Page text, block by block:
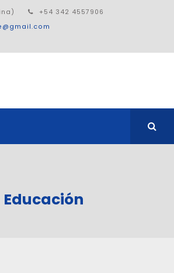
+54 342 4557906
Educación